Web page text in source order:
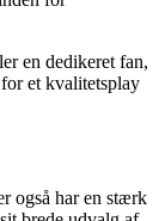
en dedikeret fan,
et kvalitetsplay
også har en stærk